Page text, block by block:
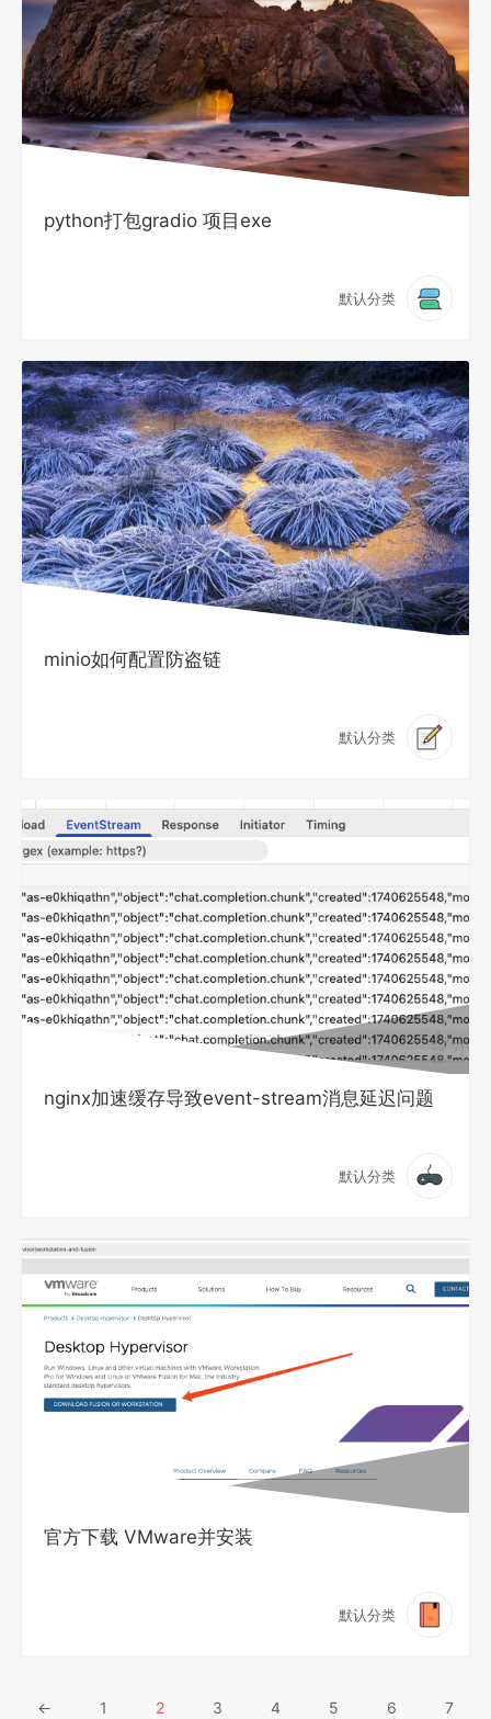
python打包gradio 项目exe
默认分类
minio如何配置防盗链
默认分类
nginx加速缓存导致event-stream消息延迟问题
默认分类
官方下载 VMware并安装
默认分类
← 1 2 3 4 5 6 7